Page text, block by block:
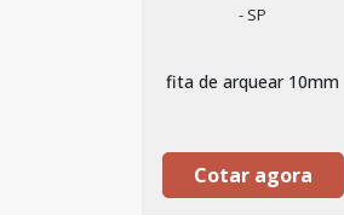
- SP
fita de arquear 10mm
Cotar agora